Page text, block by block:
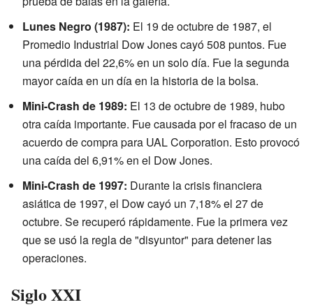
Lunes Negro (1987): El 19 de octubre de 1987, el
Promedio Industrial Dow Jones cayó 508 puntos. Fue
una pérdida del 22,6% en un solo día. Fue la segunda
mayor caída en un día en la historia de la bolsa.
Mini-Crash de 1989: El 13 de octubre de 1989, hubo
otra caída importante. Fue causada por el fracaso de un
acuerdo de compra para UAL Corporation. Esto provocó
una caída del 6,91% en el Dow Jones.
Mini-Crash de 1997: Durante la crisis financiera
asiática de 1997, el Dow cayó un 7,18% el 27 de
octubre. Se recuperó rápidamente. Fue la primera vez
que se usó la regla de "disyuntor" para detener las
operaciones.
Siglo XXI